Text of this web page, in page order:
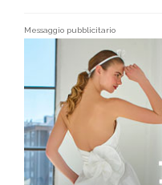
Messaggio pubblicitario